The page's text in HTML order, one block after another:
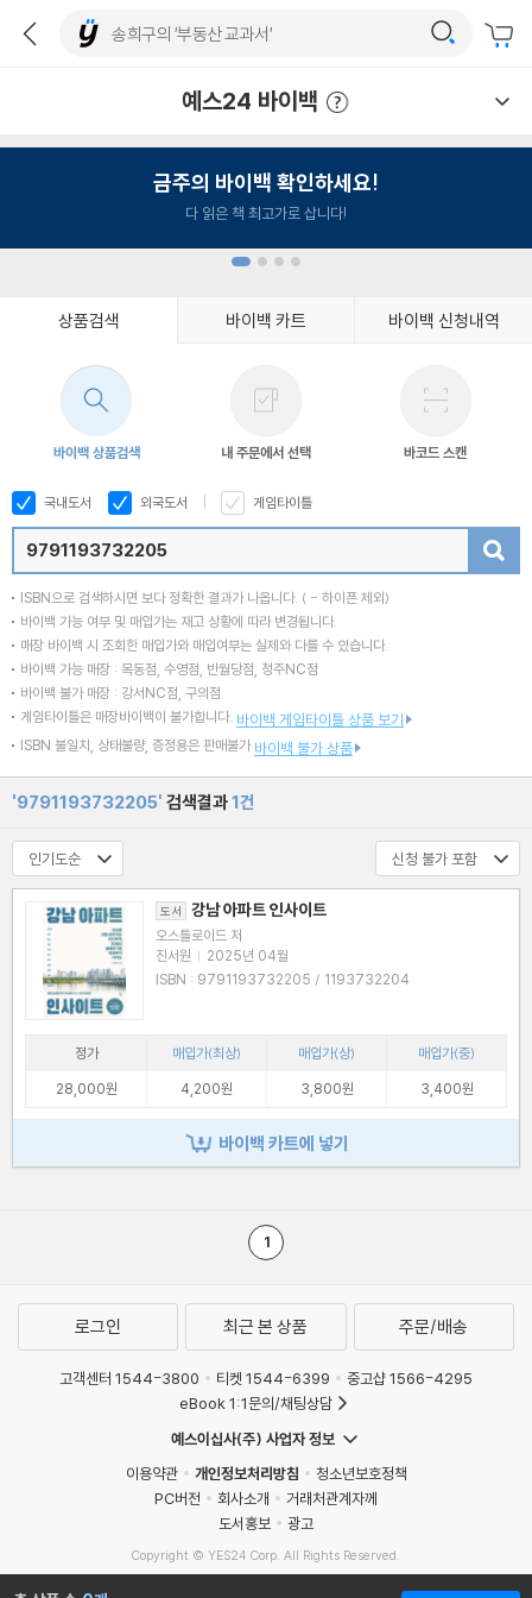
예스24 바이백
금주의 바이백 확인하세요!
다 읽은 책 최고가로 삽니다!
상품검색 바이백 카트 바이백 신청내역
바이백 상품검색 내 주문에서 선택 바코드 스캔
국내도서 외국도서 게임타이틀
ISBN으로 검색하시면 보다 정확한 결과가 나옵니다. ( - 하이픈 제외)
바이백 가능 여부 및 매입가는 재고 상황에 따라 변경됩니다.
매장 바이백 시 조회한 매입가와 매입여부는 실제와 다를 수 있습니다.
바이백 가능 매장 : 목동점, 수영점, 반월당점, 청주NC점
바이백 불가 매장 : 강서NC점, 구의점
게임타이틀은 매장바이백이 불가합니다. 바이백 게임타이틀 상품 보기
ISBN 불일치, 상태불량, 증정용은 판매불가 바이백 불가 상품
'9791193732205' 검색결과1건
도서 강남 아파트 인사이트
오스틀로이드 저
진서원 | 2025년 04월
ISBN : 9791193732205 / 1193732204
정가 매입가(최상) 매입가(상)
매입가(중)
28,000원
4,200원 3,800원 3,400원
바이백 카트에 넣기
1
로그인 최근 본 상품 주문/배송
고객센터 1544-3800 티켓 1544-6399
중고샵 1566-4295
eBook 1:1문의/채팅상담
예스이십사(주) 사업자 정보
이용약관
개인정보처리방침
청소년보호정책
PC버전
회사소개
거래처관계자께
도서홍보
광고
Copyright © YES24 Corp. All Rights Reserved.
MATOM12